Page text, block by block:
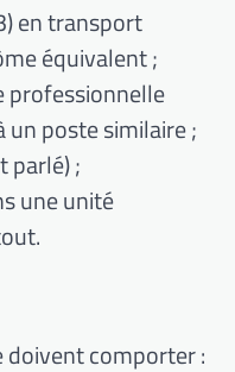
en transport
équivalent ;
professionnelle
un poste similaire ;
parlé) ;
une unité
doivent comporter :